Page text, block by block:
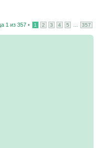
1 из 357 • 1 2 3 4 5 357